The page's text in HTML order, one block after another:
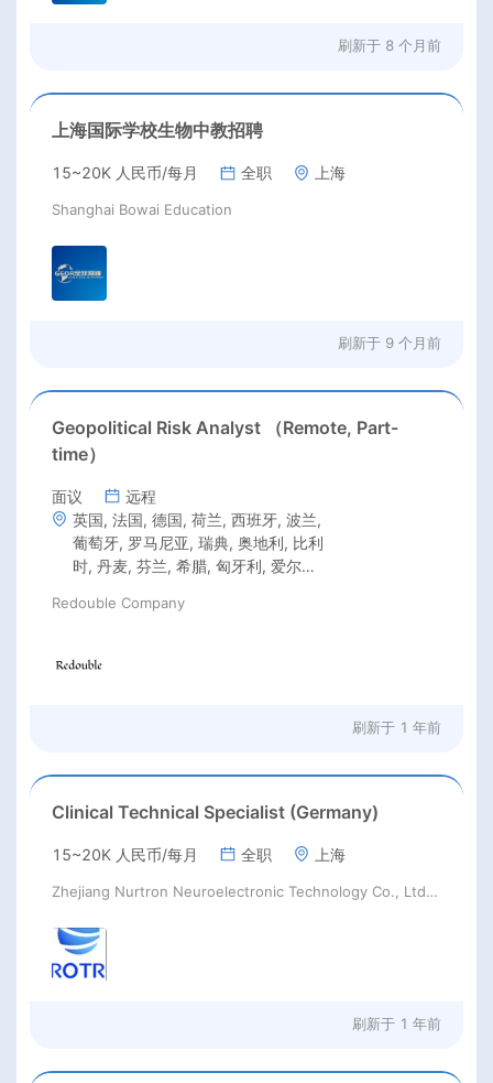
刷新于 8 个月前
上海国际学校生物中教招聘
15~20K 人民币/每月 全职 上海
Shanghai Bowai Education
刷新于 9 个月前
Geopolitical Risk Analyst （Remote, Part-
time）
面议
远程
英国, 法国, 德国, 荷兰, 西班牙, 波兰,
葡萄牙, 罗马尼亚, 瑞典, 奥地利, 比利
时, 丹麦, 芬兰, 希腊, 匈牙利, 爱尔兰,
捷克共和国, 爱沙尼亚, 卢森堡, 马耳
Redouble Company
刷新于 1 年前
Clinical Technical Specialist (Germany)
15~20K 人民币/每月 全职 上海
Zhejiang Nurtron Neuroelectronic Technology Co., Ltd.（Z）
刷新于 1 年前